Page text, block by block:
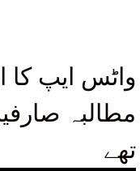
واٹس ایپ کا
مطالبہ
تھے